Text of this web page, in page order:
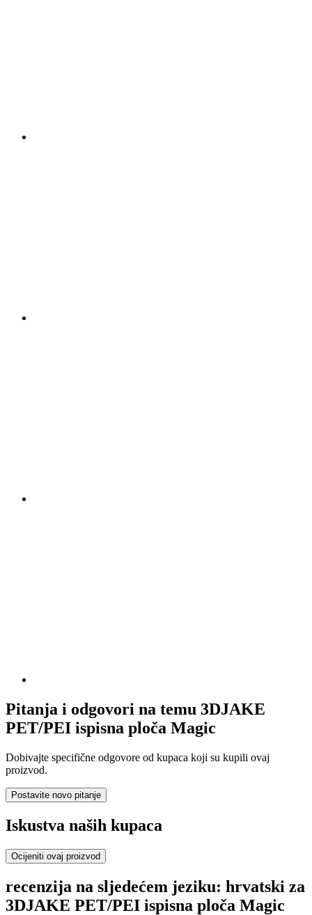
Pitanja i odgovori na temu 3DJAKE
PET/PEI ispisna ploča Magic
Dobivajte specifične odgovore od kupaca koji su kupili ovaj
proizvod.
Postavite novo pitanje
Iskustva naših kupaca
Ocijeniti ovaj proizvod
recenzija na sljedećem jeziku: hrvatski za
3DJAKE PET/PEI ispisna ploča Magic